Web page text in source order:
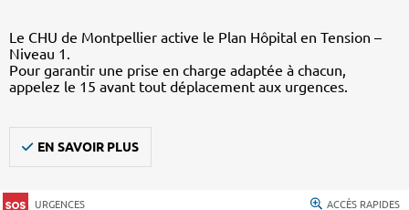
Le CHU de Montpellier active le Plan Hôpital en Tension –
Niveau 1.
Pour garantir une prise en charge adaptée à chacun,
appelez le 15 avant tout déplacement aux urgences.
EN SAVOIR PLUS
URGENCES ACCÈS RAPIDES